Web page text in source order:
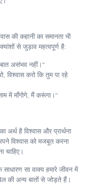
की कहानी का समानता भी
से जुड़ाव महत्वपूर्ण है:
असंभव नहीं।"
विश्वास करो कि तुम पा रहे
में माँगोगे, मैं करूंगा।"
अर्थ है विश्वास और प्रार्थना
विश्वास को मजबूत करना
चाहिए।
सा वाक्य हमारे जीवन में
की अन्य बातों से जोड़ते हैं।